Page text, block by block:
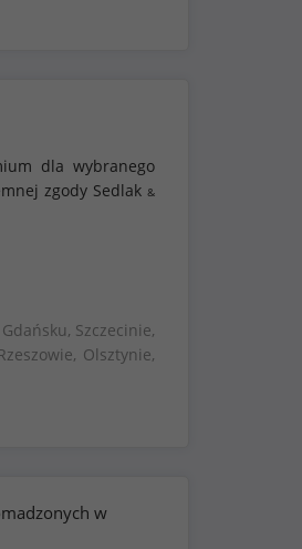
dla wybranego
zgody Sedlak &
Szczecinie,
Olsztynie,
w